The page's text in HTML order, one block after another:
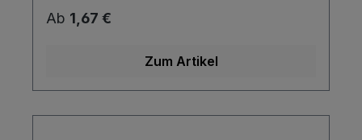
ist garantiert.
Regulärer Preis:
Ab 1,67 €
Zum Artikel